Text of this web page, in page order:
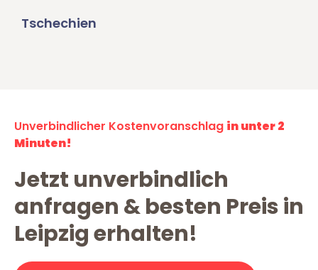
Tschechien
Unverbindlicher Kostenvoranschlag in unter 2
Minuten!
Jetzt unverbindlich
anfragen & besten Preis in
Leipzig erhalten!